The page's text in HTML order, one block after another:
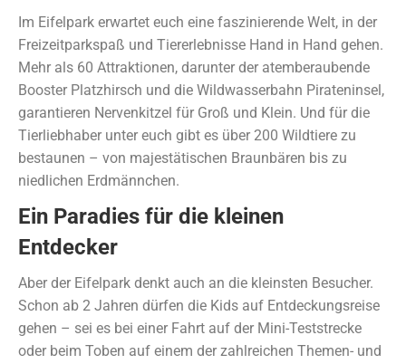
Im Eifelpark erwartet euch eine faszinierende Welt, in der
Freizeitparkspaß und Tiererlebnisse Hand in Hand gehen.
Mehr als 60 Attraktionen, darunter der atemberaubende
Booster Platzhirsch und die Wildwasserbahn Pirateninsel,
garantieren Nervenkitzel für Groß und Klein. Und für die
Tierliebhaber unter euch gibt es über 200 Wildtiere zu
bestaunen – von majestätischen Braunbären bis zu
niedlichen Erdmännchen.
Ein Paradies für die kleinen
Entdecker
Aber der Eifelpark denkt auch an die kleinsten Besucher.
Schon ab 2 Jahren dürfen die Kids auf Entdeckungsreise
gehen – sei es bei einer Fahrt auf der Mini-Teststrecke
oder beim Toben auf einem der zahlreichen Themen- und